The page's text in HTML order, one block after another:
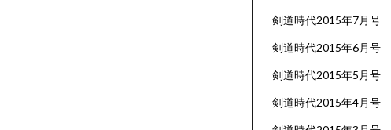
剣道時代2015年7月号
剣道時代2015年6月号
剣道時代2015年5月号
剣道時代2015年4月号